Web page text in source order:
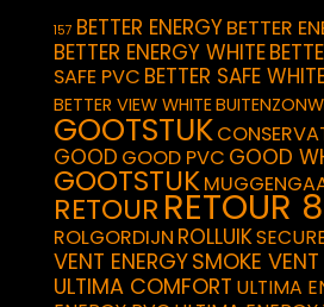
157 BETTER ENERGYBETTER
BETTER ENERGY WHITE
SAFE PVC BETTER SAFE
BETTER VIEW WHITE
GOOTSTUK
GOOD GOOD PVC GOOD
GOOTSTUK
RETOUR RETOUR
ROLGORDIJN ROLLUIK
VENT ENERGYSMOKE
ULTIMA COMFORT ULTIMA